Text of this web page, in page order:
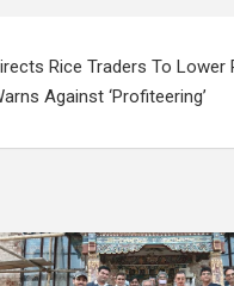
Rice Traders To Lower
Against ‘Profiteering’